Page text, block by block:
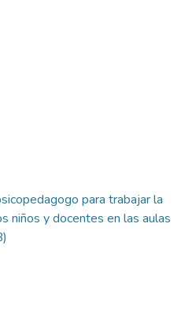
para trabajar la
niños y docentes en las aulas